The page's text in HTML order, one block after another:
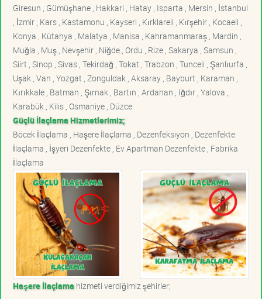
Giresun , Gümüşhane , Hakkari , Hatay , Isparta , Mersin , İstanbul
, İzmir , Kars , Kastamonu , Kayseri , Kırklareli , Kırşehir , Kocaeli ,
Konya , Kütahya , Malatya , Manisa , Kahramanmaraş , Mardin ,
Muğla , Muş , Nevşehir , Niğde , Ordu , Rize , Sakarya , Samsun ,
Siirt , Sinop , Sivas , Tekirdağ , Tokat , Trabzon , Tunceli , Şanlıurfa ,
Uşak , Van , Yozgat , Zonguldak , Aksaray , Bayburt , Karaman ,
Kırıkkale , Batman , Şırnak , Bartın , Ardahan , Iğdır , Yalova ,
Karabük , Kilis , Osmaniye , Düzce
Güçlü İlaçlama Hizmetlerimiz;
Böcek İlaçlama , Haşere İlaçlama , Dezenfeksiyon , Dezenfekte
İlaçlama , İşyeri Dezenfekte , Ev Apartman Dezenfekte , Fabrika
İlaçlama
Haşere İlaçlama hizmeti verdiğimiz şehirler;